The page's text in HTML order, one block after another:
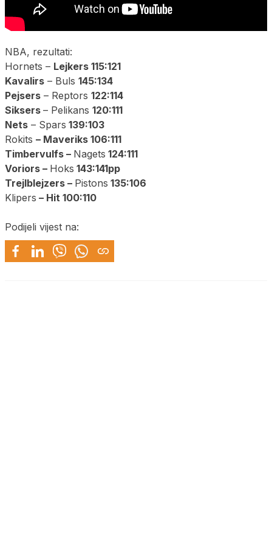
NBA, rezultati:
Hornets – Lejkers 115:121
Kavalirs – Buls 145:134
Pejsers – Reptors 122:114
Siksers – Pelikans 120:111
Nets – Spars 139:103
Rokits – Maveriks 106:111
Timbervulfs – Nagets 124:111
Voriors – Hoks 143:141pp
Trejlblejzers – Pistons 135:106
Klipers – Hit 100:110
Podijeli vijest na: